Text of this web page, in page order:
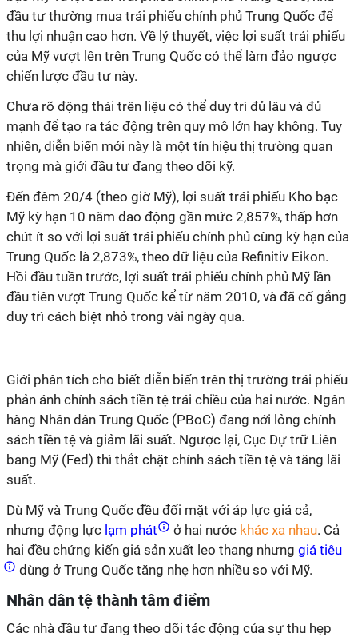
đầu tư thường mua trái phiếu chính phủ Trung Quốc để
thu lợi nhuận cao hơn. Về lý thuyết, việc lợi suất trái phiếu
của Mỹ vượt lên trên Trung Quốc có thể làm đảo ngược
chiến lược đầu tư này.
Chưa rõ động thái trên liệu có thể duy trì đủ lâu và đủ
mạnh để tạo ra tác động trên quy mô lớn hay không. Tuy
nhiên, diễn biến mới này là một tín hiệu thị trường quan
trọng mà giới đầu tư đang theo dõi kỹ.
Đến đêm 20/4 (theo giờ Mỹ), lợi suất trái phiếu Kho bạc
Mỹ kỳ hạn 10 năm dao động gần mức 2,857%, thấp hơn
chút ít so với lợi suất trái phiếu chính phủ cùng kỳ hạn của
Trung Quốc là 2,873%, theo dữ liệu của Refinitiv Eikon.
Hồi đầu tuần trước, lợi suất trái phiếu chính phủ Mỹ lần
đầu tiên vượt Trung Quốc kể từ năm 2010, và đã cố gắng
duy trì cách biệt nhỏ trong vài ngày qua.
Giới phân tích cho biết diễn biến trên thị trường trái phiếu
phản ánh chính sách tiền tệ trái chiều của hai nước. Ngân
hàng Nhân dân Trung Quốc (PBoC) đang nới lỏng chính
sách tiền tệ và giảm lãi suất. Ngược lại, Cục Dự trữ Liên
bang Mỹ (Fed) thì thắt chặt chính sách tiền tệ và tăng lãi
suất.
Dù Mỹ và Trung Quốc đều đối mặt với áp lực giá cả,
nhưng động lực lạm phát ở hai nước khác xa nhau. Cả
hai đều chứng kiến giá sản xuất leo thang nhưng giá tiêu
dùng ở Trung Quốc tăng nhẹ hơn nhiều so với Mỹ.
Nhân dân tệ thành tâm điểm
Các nhà đầu tư đang theo dõi tác động của sự thu hẹp